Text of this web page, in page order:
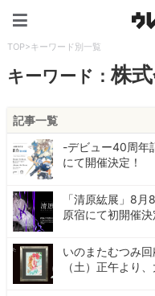
TOP>キーワード別一覧
キーワード：株
記事一覧
-デビュー40周
にて開催決定！
「清原紘展」8
原宿にて初開催決
いのまたむつみ
（土）正午より